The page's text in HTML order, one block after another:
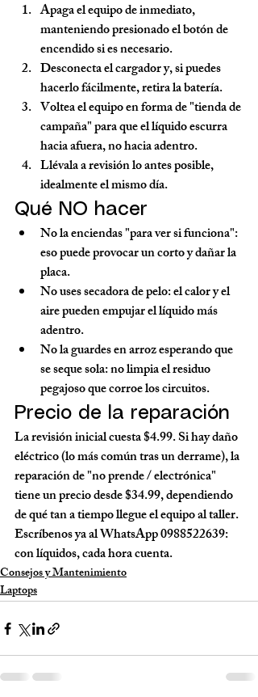
Apaga el equipo de inmediato,
manteniendo presionado el botón de
encendido si es necesario.
Desconecta el cargador y, si puedes
hacerlo fácilmente, retira la batería.
Voltea el equipo en forma de "tienda de
campaña" para que el líquido escurra
hacia afuera, no hacia adentro.
Llévala a revisión lo antes posible,
idealmente el mismo día.
Qué NO hacer
No la enciendas "para ver si funciona":
eso puede provocar un corto y dañar la
placa.
No uses secadora de pelo: el calor y el
aire pueden empujar el líquido más
adentro.
No la guardes en arroz esperando que
se seque sola: no limpia el residuo
pegajoso que corroe los circuitos.
Precio de la reparación
La revisión inicial cuesta $4.99. Si hay daño
eléctrico (lo más común tras un derrame), la
reparación de "no prende / electrónica"
tiene un precio desde $34.99, dependiendo
de qué tan a tiempo llegue el equipo al taller.
Escríbenos ya al WhatsApp 0988522639:
con líquidos, cada hora cuenta.
Consejos y Mantenimiento
Laptops